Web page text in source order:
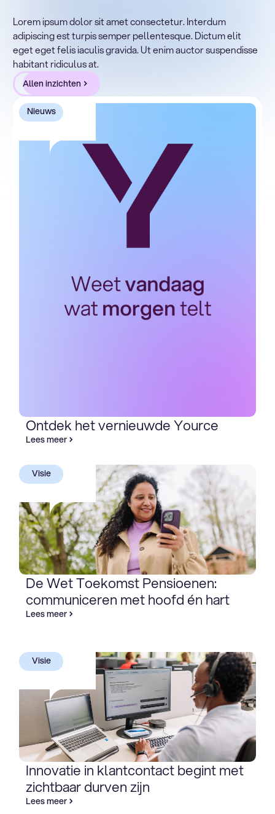
Suspendisse varius enim in eros elementum tristique.
Duis cursus, mi quis viverra ornare, eros dolor interdum
nulla, ut commodo diam libero vitae erat. Aenean
faucibus nibh et justo cursus id rutrum lorem imperdiet.
Nunc ut sem vitae risus tristique posuere.
Lorem ipsum dolor sit amet consectetur. Interdum
adipiscing est turpis semper pellentesque. Dictum elit
eget eget felis iaculis gravida. Ut enim auctor suspendisse
habitant ridiculus at.
Allen inzichten
Nieuws
Ontdek het vernieuwde Yource
Lees meer
Visie
De Wet Toekomst Pensioenen:
communiceren met hoofd én hart
Lees meer
Visie
Innovatie in klantcontact begint met
zichtbaar durven zijn
Lees meer